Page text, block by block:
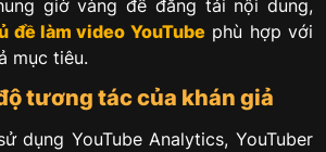
giờ vàng để đăng tải nội dung,
đề làm video YouTube phù hợp với
mục tiêu.
tương tác của khán giả
dụng YouTube Analytics, YouTuber